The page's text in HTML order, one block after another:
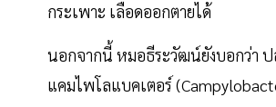
กระเพาะ เลือดออกตายได้
นอกจากนี้ หมอธีระวัฒน์ยังบอกว่า
แคมไพโลแบคเตอร์